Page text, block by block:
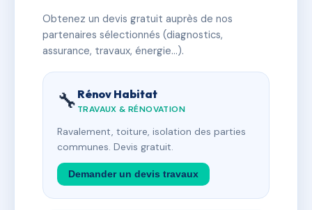
Obtenez un devis gratuit auprès de nos
partenaires sélectionnés (diagnostics,
assurance, travaux, énergie…).
🔧 Rénov Habitat
TRAVAUX & RÉNOVATION
Ravalement, toiture, isolation des parties
communes. Devis gratuit.
Demander un devis travaux